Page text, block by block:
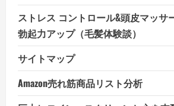
ストレス コントロール&頭皮マッサ
勃起力アップ（毛髪体験談）
サイトマップ
Amazon売れ筋商品リスト分析